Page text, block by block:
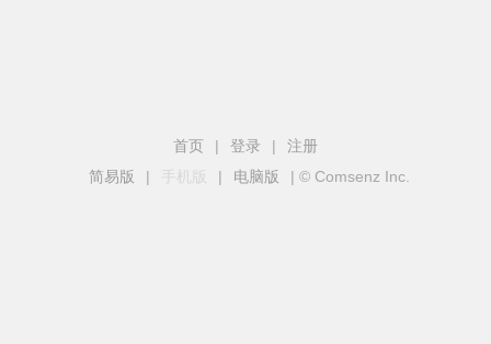
首页 | 登录 |
注册
简易版
| 手机版 | 电脑版 | © Comsenz Inc.